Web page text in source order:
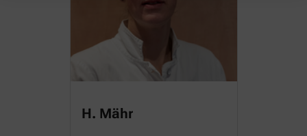
H. Mähr